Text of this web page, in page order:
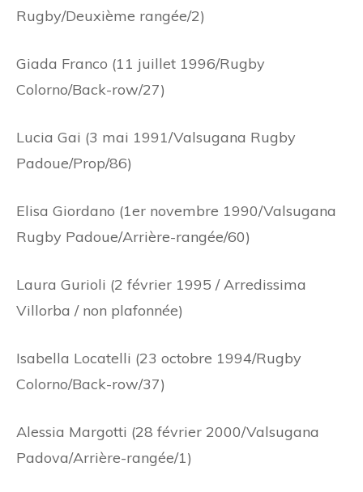
Rugby/Deuxième rangée/2)
Giada Franco (11 juillet 1996/Rugby
Colorno/Back-row/27)
Lucia Gai (3 mai 1991/Valsugana Rugby
Padoue/Prop/86)
Elisa Giordano (1er novembre 1990/Valsugana
Rugby Padoue/Arrière-rangée/60)
Laura Gurioli (2 février 1995 / Arredissima
Villorba / non plafonnée)
Isabella Locatelli (23 octobre 1994/Rugby
Colorno/Back-row/37)
Alessia Margotti (28 février 2000/Valsugana
Padova/Arrière-rangée/1)